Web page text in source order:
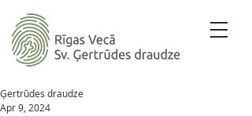
Ģertrūdes draudze
Apr 9, 2024